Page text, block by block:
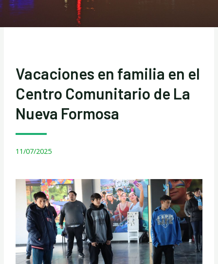
Vacaciones en familia en el
Centro Comunitario de La
Nueva Formosa
11/07/2025